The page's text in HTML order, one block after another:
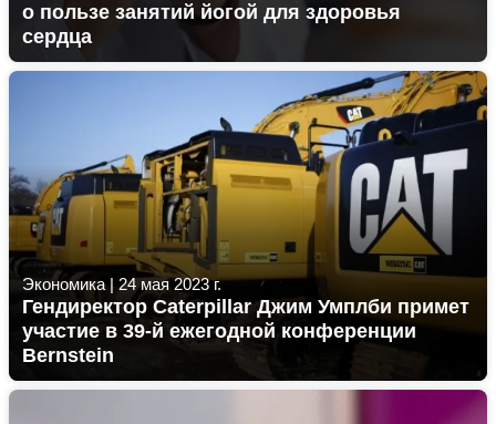
о пользе занятий йогой для здоровья
сердца
Экономика | 24 мая 2023 г.
Гендиректор Caterpillar Джим Умплби примет
участие в 39-й ежегодной конференции
Bernstein